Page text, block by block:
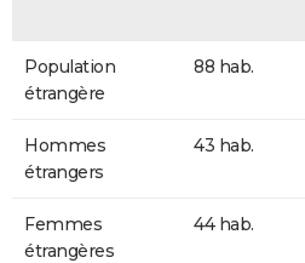
Population
étrangère
88 hab.
Hommes
étrangers
43 hab.
Femmes
étrangères
44 hab.